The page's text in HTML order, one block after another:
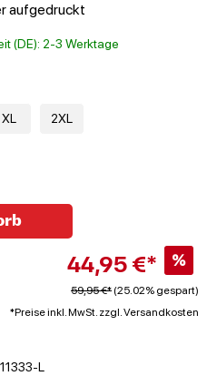
aufgedruckt
(DE): 2-3 Werktage
XL 2XL
44,95 €* %
59,95 €* (25.02% gespart)
*Preise inkl. MwSt. zzgl. Versandkosten
L